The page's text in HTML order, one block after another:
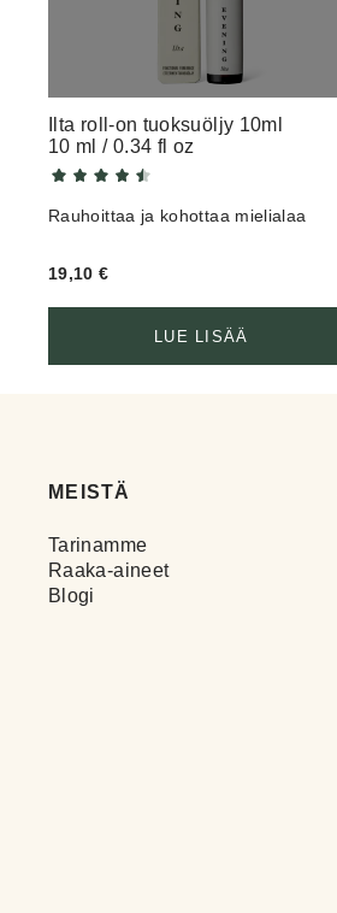
Vatsaa rauhoittava uusi tuttavuus
Hannele T.
Ilta roll-on tuoksuöljy 10ml
10 ml / 0.34 fl oz
Rauhoittaa ja kohottaa mielialaa
19,10€
LUE LISÄÄ
MEISTÄ
Tarinamme
Raaka-aineet
Blogi